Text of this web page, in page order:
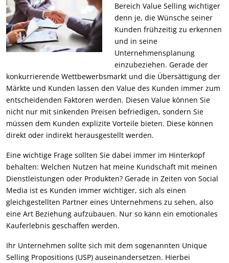
Bereich Value Selling wichtiger
denn je, die Wünsche seiner
Kunden frühzeitig zu erkennen
und in seine
Unternehmensplanung
einzubeziehen. Gerade der
konkurrierende Wettbewerbsmarkt und die Übersättigung der
Märkte und Kunden lassen den Value des Kunden immer zum
entscheidenden Faktoren werden. Diesen Value können Sie
nicht nur mit sinkenden Preisen befriedigen, sondern Sie
müssen dem Kunden explizite Vorteile bieten. Diese können
direkt oder indirekt herausgestellt werden.
Eine wichtige Frage sollten Sie dabei immer im Hinterkopf
behalten: Welchen Nutzen hat meine Kundschaft mit meinen
Dienstleistungen oder Produkten? Gerade in Zeiten von Social
Media ist es Kunden immer wichtiger, sich als einen
gleichgestellten Partner eines Unternehmens zu sehen, also
eine Art Beziehung aufzubauen. Nur so kann ein emotionales
Kauferlebnis geschaffen werden.
Ihr Unternehmen sollte sich mit dem sogenannten Unique
Selling Propositions (USP) auseinandersetzen. Hierbei